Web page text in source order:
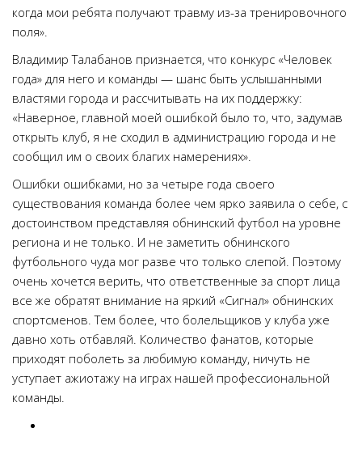
когда мои ребята получают травму из-за тренировочного
поля».
Владимир Талабанов признается, что конкурс «Человек
года» для него и команды — шанс быть услышанными
властями города и рассчитывать на их поддержку:
«Наверное, главной моей ошибкой было то, что, задумав
открыть клуб, я не сходил в администрацию города и не
сообщил им о своих благих намерениях».
Ошибки ошибками, но за четыре года своего
существования команда более чем ярко заявила о себе, с
достоинством представляя обнинский футбол на уровне
региона и не только. И не заметить обнинского
футбольного чуда мог разве что только слепой. Поэтому
очень хочется верить, что ответственные за спорт лица
все же обратят внимание на яркий «Сигнал» обнинских
спортсменов. Тем более, что болельщиков у клуба уже
давно хоть отбавляй. Количество фанатов, которые
приходят поболеть за любимую команду, ничуть не
уступает ажиотажу на играх нашей профессиональной
команды.